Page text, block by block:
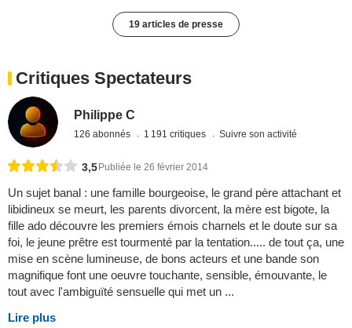
19 articles de presse
Critiques Spectateurs
Philippe C
126 abonnés 1 191 critiques Suivre son activité
3,5Publiée le 26 février 2014
Un sujet banal : une famille bourgeoise, le grand père attachant et
libidineux se meurt, les parents divorcent, la mère est bigote, la
fille ado découvre les premiers émois charnels et le doute sur sa
foi, le jeune prêtre est tourmenté par la tentation..... de tout ça, une
mise en scène lumineuse, de bons acteurs et une bande son
magnifique font une oeuvre touchante, sensible, émouvante, le
tout avec l'ambiguïté sensuelle qui met un ...
Lire plus